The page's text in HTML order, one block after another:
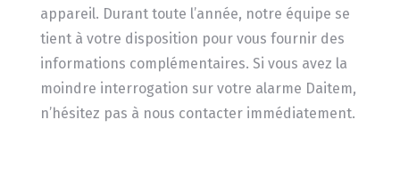
appareil. Durant toute l’année, notre équipe se
tient à votre disposition pour vous fournir des
informations complémentaires. Si vous avez la
moindre interrogation sur votre alarme Daitem,
n’hésitez pas à nous contacter immédiatement.